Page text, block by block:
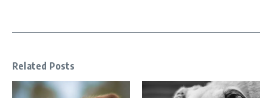
Related Posts